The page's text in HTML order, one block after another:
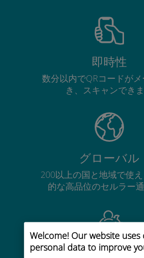
Welcome! Our website uses
personal data to improve
即時性
数分以内でQRコードが
き、スキャンでき
グローバル
200以上の国と地域で使
的な高品位のセルラー
コストパフォー